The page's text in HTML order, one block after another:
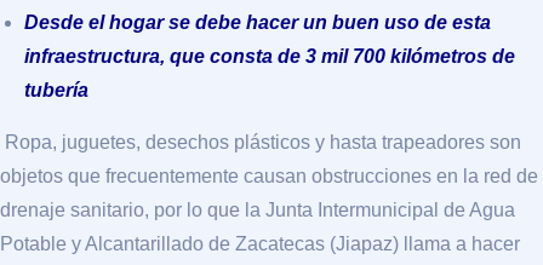
Desde el hogar se debe hacer un buen uso de esta
infraestructura, que consta de 3 mil 700 kilómetros de
tubería
Ropa, juguetes, desechos plásticos y hasta trapeadores son
objetos que frecuentemente causan obstrucciones en la red de
drenaje sanitario, por lo que la Junta Intermunicipal de Agua
Potable y Alcantarillado de Zacatecas (Jiapaz) llama a hacer